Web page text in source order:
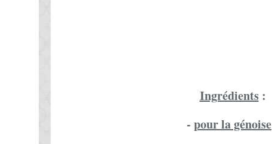
Ingrédients:
- pour la génoise